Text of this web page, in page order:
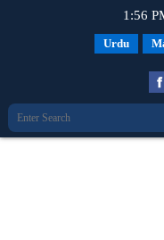
1:56
Urdu